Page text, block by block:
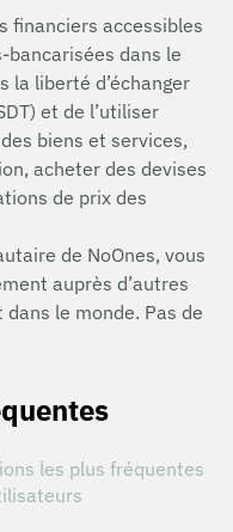
financiers accessibles
bancarisées dans le
la liberté d’échanger
et de l’utiliser
biens et services,
acheter des devises
de prix des
de NoOnes, vous
auprès d’autres
le monde. Pas de
les plus fréquentes